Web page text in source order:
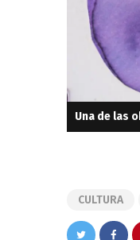
Una de las
CULTURA